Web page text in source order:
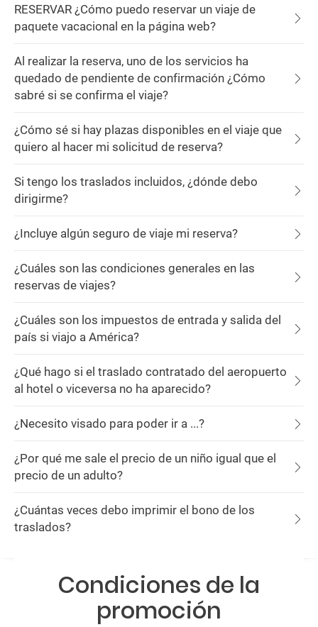
RESERVAR ¿Cómo puedo reservar un viaje de
paquete vacacional en la página web?
Al realizar la reserva, uno de los servicios ha
quedado de pendiente de confirmación ¿Cómo
sabré si se confirma el viaje?
¿Cómo sé si hay plazas disponibles en el viaje que
quiero al hacer mi solicitud de reserva?
Si tengo los traslados incluidos, ¿dónde debo
dirigirme?
¿Incluye algún seguro de viaje mi reserva?
¿Cuáles son las condiciones generales en las
reservas de viajes?
¿Cuáles son los impuestos de entrada y salida del
país si viajo a América?
¿Qué hago si el traslado contratado del aeropuerto
al hotel o viceversa no ha aparecido?
¿Necesito visado para poder ir a ...?
¿Por qué me sale el precio de un niño igual que el
precio de un adulto?
¿Cuántas veces debo imprimir el bono de los
traslados?
Condiciones de la
promoción